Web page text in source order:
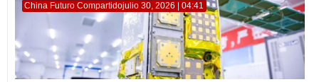
China Futuro Compartidojulio 30, 2026 | 04:41